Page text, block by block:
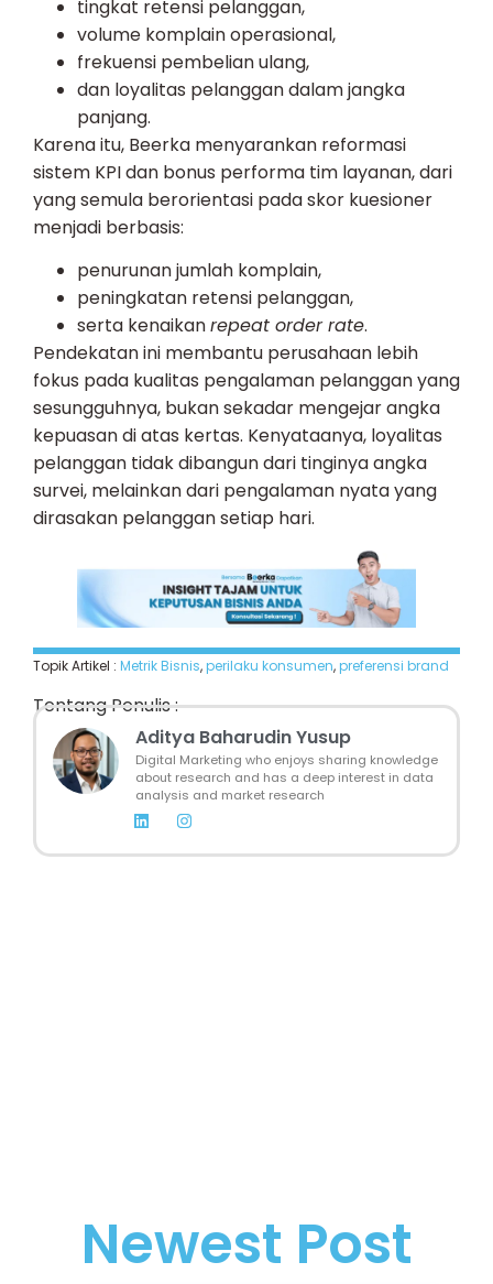
tingkat retensi pelanggan,
volume komplain operasional,
frekuensi pembelian ulang,
dan loyalitas pelanggan dalam jangka
panjang.
Karena itu, Beerka menyarankan reformasi
sistem KPI dan bonus performa tim layanan, dari
yang semula berorientasi pada skor kuesioner
menjadi berbasis:
penurunan jumlah komplain,
peningkatan retensi pelanggan,
serta kenaikanrepeat order rate.
Pendekatan ini membantu perusahaan lebih
fokus pada kualitas pengalaman pelanggan yang
sesungguhnya, bukan sekadar mengejar angka
kepuasan di atas kertas. Kenyataanya, loyalitas
pelanggan tidak dibangun dari tinginya angka
survei, melainkan dari pengalaman nyata yang
dirasakan pelanggan setiap hari.
Topik Artikel : Metrik Bisnis,perilaku konsumen,preferensi brand
Tentang Penulis :
Aditya Baharudin Yusup
Digital Marketing who enjoys sharing knowledge
about research and has a deep interest in data
analysis and market research
Newest Post